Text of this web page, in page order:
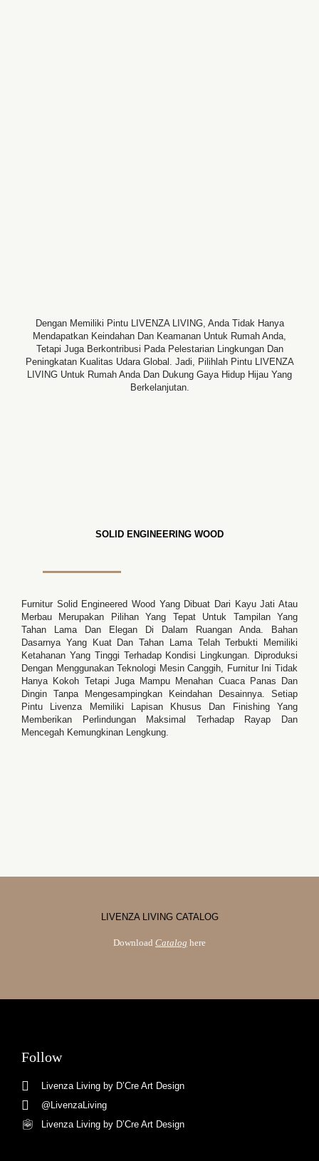
Dengan Memiliki Pintu LIVENZA LIVING, Anda Tidak Hanya
Mendapatkan Keindahan Dan Keamanan Untuk Rumah Anda,
Tetapi Juga Berkontribusi Pada Pelestarian Lingkungan Dan
Peningkatan Kualitas Udara Global. Jadi, Pilihlah Pintu LIVENZA
LIVING Untuk Rumah Anda Dan Dukung Gaya Hidup Hijau Yang
Berkelanjutan.
SOLID ENGINEERING WOOD
Furnitur Solid Engineered Wood Yang Dibuat Dari Kayu Jati Atau
Merbau Merupakan Pilihan Yang Tepat Untuk Tampilan Yang
Tahan Lama Dan Elegan Di Dalam Ruangan Anda. Bahan
Dasarnya Yang Kuat Dan Tahan Lama Telah Terbukti Memiliki
Ketahanan Yang Tinggi Terhadap Kondisi Lingkungan. Diproduksi
Dengan Menggunakan Teknologi Mesin Canggih, Furnitur Ini Tidak
Hanya Kokoh Tetapi Juga Mampu Menahan Cuaca Panas Dan
Dingin Tanpa Mengesampingkan Keindahan Desainnya. Setiap
Pintu Livenza Memiliki Lapisan Khusus Dan Finishing Yang
Memberikan Perlindungan Maksimal Terhadap Rayap Dan
Mencegah Kemungkinan Lengkung.
LIVENZA LIVING CATALOG
Download Catalog here
Follow
Livenza Living by D’Cre Art Design
@LivenzaLiving
Livenza Living by D’Cre Art Design